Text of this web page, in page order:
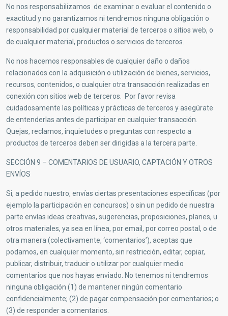
No nos responsabilizamos de examinar o evaluar el contenido o
exactitud y no garantizamos ni tendremos ninguna obligación o
responsabilidad por cualquier material de terceros o sitios web, o
de cualquier material, productos o servicios de terceros.
No nos hacemos responsables de cualquier daño o daños
relacionados con la adquisición o utilización de bienes, servicios,
recursos, contenidos, o cualquier otra transacción realizadas en
conexión con sitios web de terceros. Por favor revisa
cuidadosamente las políticas y prácticas de terceros y asegúrate
de entenderlas antes de participar en cualquier transacción.
Quejas, reclamos, inquietudes o preguntas con respecto a
productos de terceros deben ser dirigidas a la tercera parte.
SECCIÓN 9 – COMENTARIOS DE USUARIO, CAPTACIÓN Y OTROS
ENVÍOS
Si, a pedido nuestro, envías ciertas presentaciones específicas (por
ejemplo la participación en concursos) o sin un pedido de nuestra
parte envías ideas creativas, sugerencias, proposiciones, planes, u
otros materiales, ya sea en línea, por email, por correo postal, o de
otra manera (colectivamente, ‘comentarios’), aceptas que
podamos, en cualquier momento, sin restricción, editar, copiar,
publicar, distribuir, traducir o utilizar por cualquier medio
comentarios que nos hayas enviado. No tenemos ni tendremos
ninguna obligación (1) de mantener ningún comentario
confidencialmente; (2) de pagar compensación por comentarios; o
(3) de responder a comentarios.